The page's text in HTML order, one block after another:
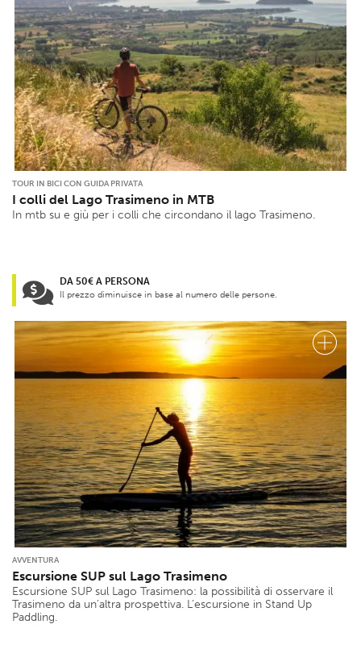
TOUR IN BICI CON GUIDA PRIVATA
I colli del Lago Trasimeno in MTB
In mtb su e giù per i colli che circondano il lago Trasimeno.
DA 50€ A PERSONA
Il prezzo diminuisce in base al numero delle persone.
AVVENTURA
Escursione SUP sul Lago Trasimeno
Escursione SUP sul Lago Trasimeno: la possibilità di osservare il
Trasimeno da un’altra prospettiva. L’escursione in Stand Up
Paddling.